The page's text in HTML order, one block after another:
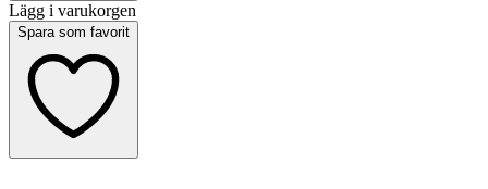
Lägg i varukorgen
Spara som favorit